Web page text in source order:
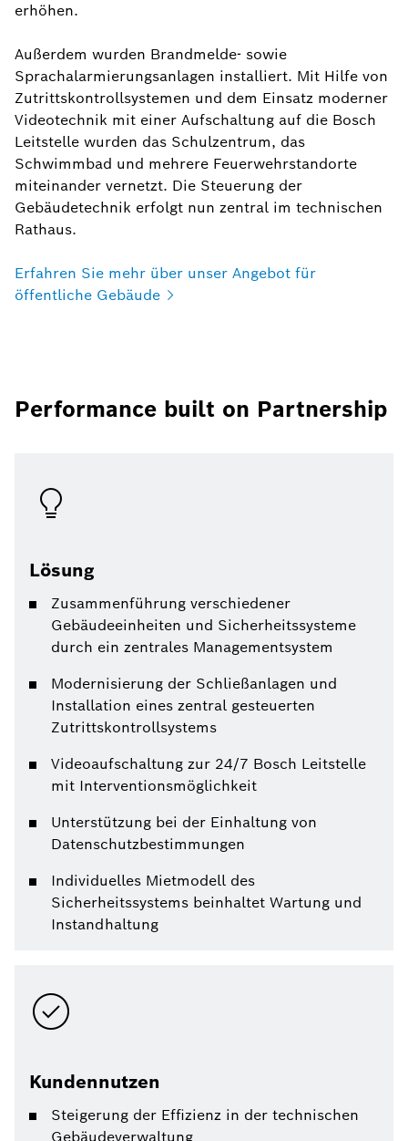
erhöhen.
Außerdem wurden Brandmelde- sowie
Sprachalarmierungsanlagen installiert. Mit Hilfe von
Zutrittskontrollsystemen und dem Einsatz moderner
Videotechnik mit einer Aufschaltung auf die Bosch
Leitstelle wurden das Schulzentrum, das
Schwimmbad und mehrere Feuerwehrstandorte
miteinander vernetzt. Die Steuerung der
Gebäudetechnik erfolgt nun zentral im technischen
Rathaus.
Erfahren Sie mehr über unser Angebot für
öffentliche Gebäude
Performance built on Partnership
Lösung
Zusammenführung verschiedener
Gebäudeeinheiten und Sicherheitssysteme
durch ein zentrales Managementsystem
Modernisierung der Schließanlagen und
Installation eines zentral gesteuerten
Zutrittskontrollsystems
Videoaufschaltung zur 24/7 Bosch Leitstelle
mit Interventionsmöglichkeit
Unterstützung bei der Einhaltung von
Datenschutzbestimmungen
Individuelles Mietmodell des
Sicherheitssystems beinhaltet Wartung und
Instandhaltung
Kundennutzen
Steigerung der Effizienz in der technischen
Gebäudeverwaltung